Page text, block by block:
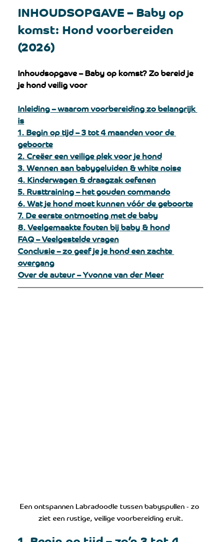
INHOUDSOPGAVE – Baby op
komst: Hond voorbereiden
(2026)
Inhoudsopgave – Baby op komst? Zo bereid je
je hond veilig voor
Inleiding – waarom voorbereiding zo belangrijk
is
1. Begin op tijd – 3 tot 4 maanden voor de
geboorte
2. Creëer een veilige plek voor je hond
3. Wennen aan babygeluiden & white noise
4. Kinderwagen & draagzak oefenen
5. Rusttraining – het gouden commando
6. Wat je hond moet kunnen vóór de geboorte
7. De eerste ontmoeting met de baby
8. Veelgemaakte fouten bij baby & hond
FAQ – Veelgestelde vragen
Conclusie – zo geef je je hond een zachte
overgang
Over de auteur – Yvonne van der Meer
Een ontspannen Labradoodle tussen babyspullen - zo
ziet een rustige, veilige voorbereiding eruit.